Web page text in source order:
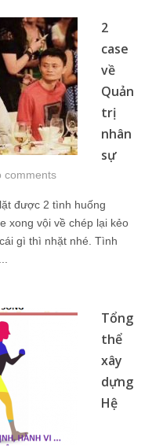
2
case
về
Quản
trị
nhân
sự
comments
được 2 tình huống
xong vội về chép lại kẻo
gì thì nhặt nhé. Tình
Tổng
thể
xây
dựng
Hệ